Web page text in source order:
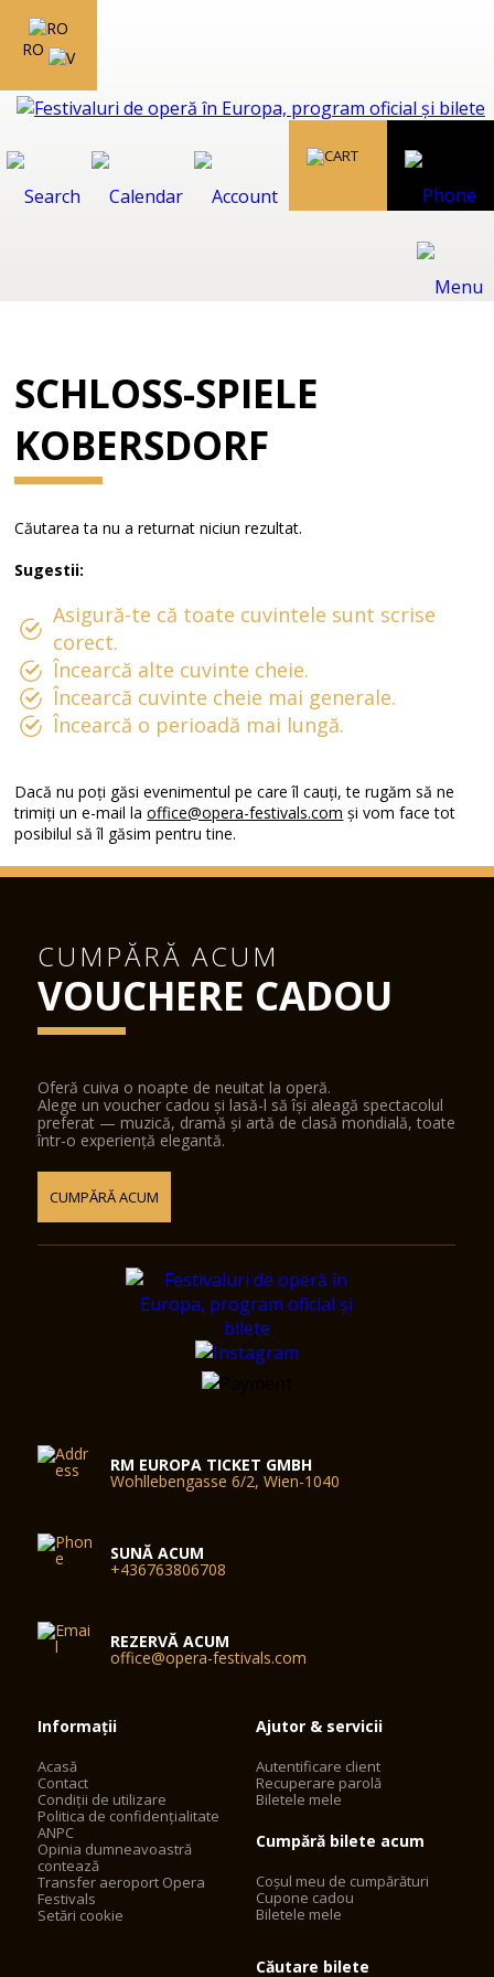
RO
SCHLOSS-SPIELE
KOBERSDORF
Căutarea ta nu a returnat niciun rezultat.
Sugestii:
Asigură-te că toate cuvintele sunt scrise
corect.
Încearcă alte cuvinte cheie.
Încearcă cuvinte cheie mai generale.
Încearcă o perioadă mai lungă.
Dacă nu poți găsi evenimentul pe care îl cauți, te rugăm să ne
trimiți un e-mail laoffice@opera-festivals.com și vom face tot
posibilul să îl găsim pentru tine.
CUMPĂRĂ ACUM
VOUCHERE CADOU
Oferă cuiva o noapte de neuitat la operă.
Alege un voucher cadou și lasă-l să își aleagă spectacolul
preferat — muzică, dramă și artă de clasă mondială, toate
într-o experiență elegantă.
CUMPĂRĂ ACUM
RM EUROPA TICKET GMBH
Wohllebengasse 6/2, Wien-1040
SUNĂ ACUM
+436763806708
REZERVĂ ACUM
office@opera-festivals.com
Informații
Acasă
Contact
Condiții de utilizare
Politica de confidențialitate
ANPC
Opinia dumneavoastră
contează
Transfer aeroport Opera
Festivals
Setări cookie
Ajutor & servicii
Autentificare client
Recuperare parolă
Biletele mele
Cumpără bilete acum
Coșul meu de cumpărături
Cupone cadou
Biletele mele
Căutare bilete